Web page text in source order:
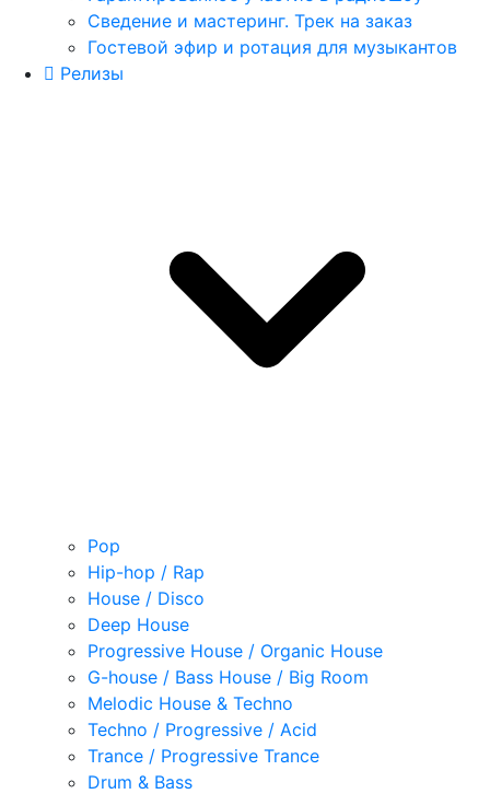
Сведение и мастеринг. Трек на заказ
Гостевой эфир и ротация для музыкантов
Релизы
Pop
Hip-hop / Rap
House / Disco
Deep House
Progressive House / Organic House
G-house / Bass House / Big Room
Melodic House & Techno
Techno / Progressive / Acid
Trance / Progressive Trance
Drum & Bass